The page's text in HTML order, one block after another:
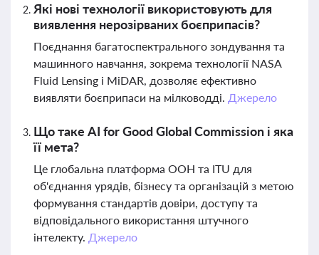
Які нові технології використовують для
виявлення нерозірваних боєприпасів?
Поєднання багатоспектрального зондування та
машинного навчання, зокрема технології NASA
Fluid Lensing і MiDAR, дозволяє ефективно
виявляти боєприпаси на мілководді. Джерело
Що таке AI for Good Global Commission і яка
її мета?
Це глобальна платформа ООН та ITU для
об'єднання урядів, бізнесу та організацій з метою
формування стандартів довіри, доступу та
відповідального використання штучного
інтелекту. Джерело